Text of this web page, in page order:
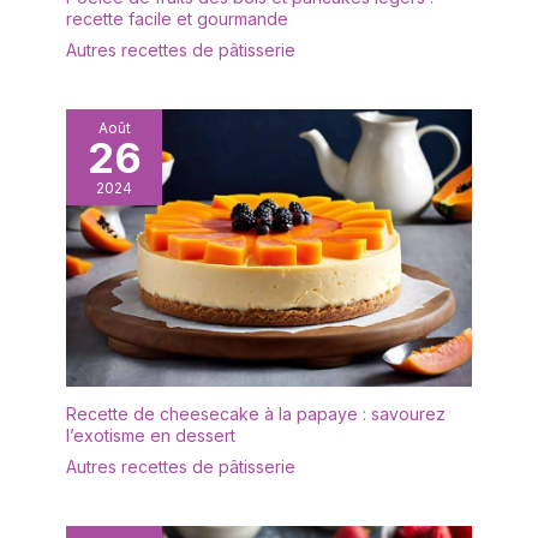
C'est une huile de
paraffine (Paraffinum
pharmacopées
américaine (USP),
européenne (Ph. Eur.) et
britannique (BP).
Destinée à l'entretien
des objets en bois
entrant en contact avec
les denrées alimentaires,
elle est conforme aux
exigences générales de
sécurité du règlement
(CE) n° 1935/2004.
Composition : 100 %
pharmaceutique. Sans
sans parfum et sans
recette facile et gourmande
Autres recettes de pâtisserie
Août
26
2024
Recette de cheesecake à la papaye : savourez
l’exotisme en dessert
Autres recettes de pâtisserie